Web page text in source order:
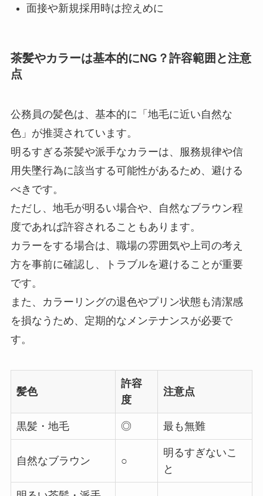
面接や新規採用時は控えめに
茶髪やカラーは基本的にNG？許容範囲と注意
点
公務員の髪色は、基本的に「地毛に近い自然な
色」が推奨されています。
明るすぎる茶髪や派手なカラーは、服務規律や信
用失墜行為に該当する可能性があるため、避ける
べきです。
ただし、地毛が明るい場合や、自然なブラウン程
度であれば許容されることもあります。
カラーをする場合は、職場の雰囲気や上司の考え
方を事前に確認し、トラブルを避けることが重要
です。
また、カラーリングの退色やプリン状態も清潔感
を損なうため、定期的なメンテナンスが必要で
す。
髪色
許容
度
注意点
黒髪・地毛 ◎ 最も無難
自然なブラウン ○
明るすぎないこ
と